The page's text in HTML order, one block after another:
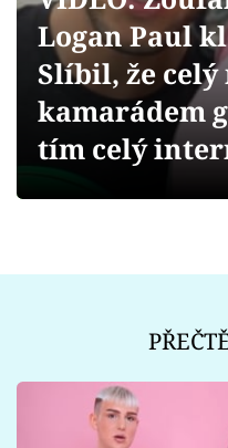
Videa
Sledujte prima+
Logan Paul
Slíbil, že celý
kamarádem
tím celý